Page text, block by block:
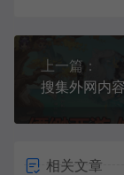
上一篇：
相关文章